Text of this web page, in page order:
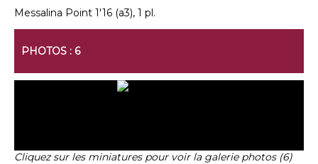
Messalina Point 1'16 (a3), 1 pl.
PHOTOS : 6
Cliquez sur les miniatures pour voir la galerie photos (6)